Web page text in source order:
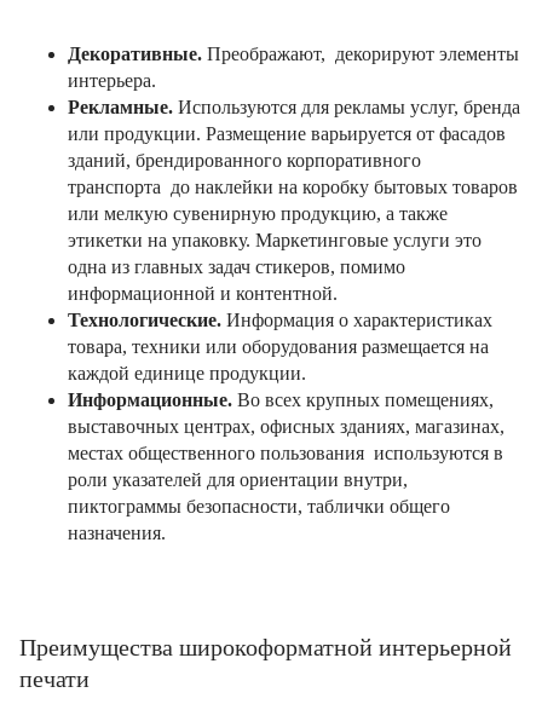
Декоративные. Преображают, декорируют элементы
интерьера.
Рекламные. Используются для рекламы услуг, бренда
или продукции. Размещение варьируется от фасадов
зданий, брендированного корпоративного
транспорта до наклейки на коробку бытовых товаров
или мелкую сувенирную продукцию, а также
этикетки на упаковку. Маркетинговые услуги это
одна из главных задач стикеров, помимо
информационной и контентной.
Технологические. Информация о характеристиках
товара, техники или оборудования размещается на
каждой единице продукции.
Информационные. Во всех крупных помещениях,
выставочных центрах, офисных зданиях, магазинах,
местах общественного пользования используются в
роли указателей для ориентации внутри,
пиктограммы безопасности, таблички общего
назначения.
Преимущества широкоформатной интерьерной
печати